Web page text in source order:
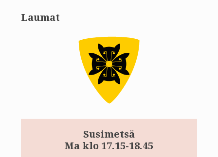
Laumat
Susimetsä
Ma klo 17.15-18.45